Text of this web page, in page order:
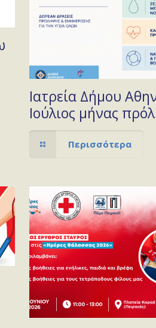
Ιατρεία Δήμου
Ιούλιος μήνας
Περισσότερα